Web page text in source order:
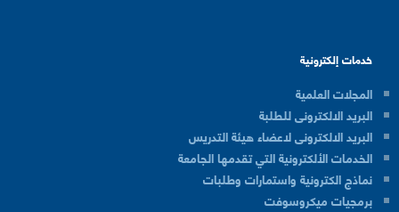
خدمات إلكترونية
المجلات العلمية
البريد الالكترونى للطلبة
البريد الالكترونى لاعضاء هيئة التدريس
الخدمات الألكترونية التي تقدمها الجامعة
نماذج الكترونية واستمارات وطلبات
برمجيات ميكروسوفت